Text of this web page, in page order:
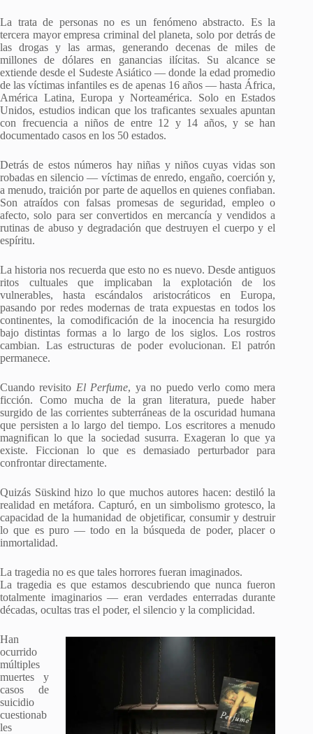
La trata de personas no es un fenómeno abstracto. Es la
tercera mayor empresa criminal del planeta, solo por detrás de
las drogas y las armas, generando decenas de miles de
millones de dólares en ganancias ilícitas. Su alcance se
extiende desde el Sudeste Asiático — donde la edad promedio
de las víctimas infantiles es de apenas 16 años — hasta África,
América Latina, Europa y Norteamérica. Solo en Estados
Unidos, estudios indican que los traficantes sexuales apuntan
con frecuencia a niños de entre 12 y 14 años, y se han
documentado casos en los 50 estados.
Detrás de estos números hay niñas y niños cuyas vidas son
robadas en silencio — víctimas de enredo, engaño, coerción y,
a menudo, traición por parte de aquellos en quienes confiaban.
Son atraídos con falsas promesas de seguridad, empleo o
afecto, solo para ser convertidos en mercancía y vendidos a
rutinas de abuso y degradación que destruyen el cuerpo y el
espíritu.
La historia nos recuerda que esto no es nuevo. Desde antiguos
ritos cultuales que implicaban la explotación de los
vulnerables, hasta escándalos aristocráticos en Europa,
pasando por redes modernas de trata expuestas en todos los
continentes, la comodificación de la inocencia ha resurgido
bajo distintas formas a lo largo de los siglos. Los rostros
cambian. Las estructuras de poder evolucionan. El patrón
permanece.
Cuando revisito El Perfume, ya no puedo verlo como mera
ficción. Como mucha de la gran literatura, puede haber
surgido de las corrientes subterráneas de la oscuridad humana
que persisten a lo largo del tiempo. Los escritores a menudo
magnifican lo que la sociedad susurra. Exageran lo que ya
existe. Ficcionan lo que es demasiado perturbador para
confrontar directamente.
Quizás Süskind hizo lo que muchos autores hacen: destiló la
realidad en metáfora. Capturó, en un simbolismo grotesco, la
capacidad de la humanidad de objetificar, consumir y destruir
lo que es puro — todo en la búsqueda de poder, placer o
inmortalidad.
La tragedia no es que tales horrores fueran imaginados.
La tragedia es que estamos descubriendo que nunca fueron
totalmente imaginarios — eran verdades enterradas durante
décadas, ocultas tras el poder, el silencio y la complicidad.
Han
ocurrido
múltiples
muertes y
casos de
suicidio
cuestionab
les